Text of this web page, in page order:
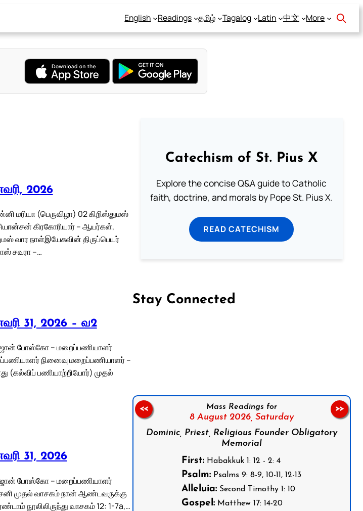
English Readings தமிழ் Tagalog Latin 中文 More
2026
(பெருவிழா) 02 கிறிஸ்துமஸ்
கிரகோரியார் – ஆயர்கள்,
வார நாள்இயேசுவின் திருப்பெயர்
சவரா –…
31, 2026 – வ2
ஜான் போஸ்கோ – மறைப்பணியாளர்
நினைவு மறைப்பணியாளர் –
(கல்விப் பணியாற்றியோர்) முதல்
31, 2026
ஜான் போஸ்கோ – மறைப்பணியாளர்
முதல் வாசகம் நான் ஆண்டவருக்கு
நூலிலிருந்து வாசகம் 12: 1-7a,…
Catechism of St. Pius X
Explore the concise Q&A guide to Catholic
faith, doctrine, and morals by Pope St. Pius X.
READ CATECHISM
Stay Connected
Mass Readings for
8 August 2026, Saturday
Dominic, Priest, Religious Founder Obligatory
Memorial
First: Habakkuk 1: 12 - 2: 4
Psalm: Psalms 9: 8-9, 10-11, 12-13
Alleluia: Second Timothy 1: 10
Gospel: Matthew 17: 14-20
<< >>